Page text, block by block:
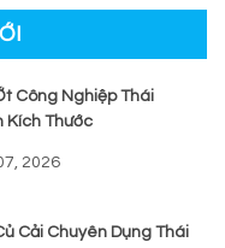
Công Nghiệp Thái
Kích Thước
2026
Cải Chuyên Dụng Thái